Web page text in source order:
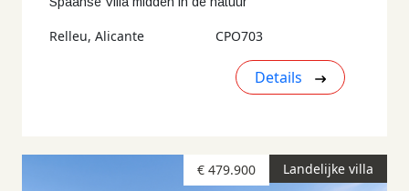
Relleu, Alicante CPO703
Details
Landelijke villa
€ 479.900